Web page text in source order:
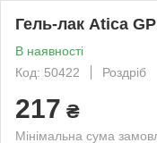
Гель-лак Atica
В наявності
Код: 50422
Роздріб
217 ₴
Мінімальна сума